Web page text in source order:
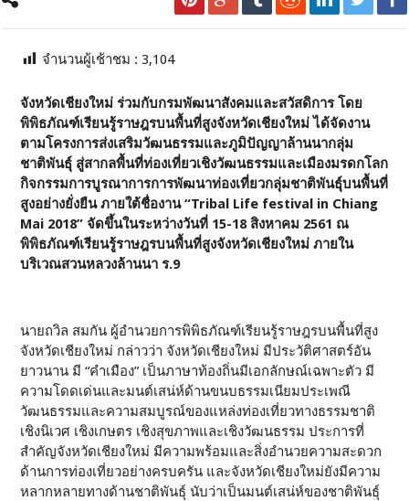
จำนวนผู้เช้าชม :3,104
จังหวัดเชียงใหม่ ร่วมกับกรมพัฒนาสังคมและสวัสดิการ โดย
พิพิธภัณฑ์เรียนรู้ราษฎรบนพื้นที่สูงจังหวัดเชียงใหม่ ได้จัดงาน
ตามโครงการส่งเสริมวัฒนธรรมและภูมิปัญญาล้านนากลุ่ม
ชาติพันธุ์ สู่สากลพื้นที่ท่องเที่ยวเชิงวัฒนธรรมและเมืองมรดกโลก
กิจกรรมการบูรณาการการพัฒนาท่องเที่ยวกลุ่มชาติพันธุ์บนพื้นที่
สูงอย่างยั่งยืน ภายใต้ชื่องาน “Tribal Life festival in Chiang
Mai 2018” จัดขึ้นในระหว่างวันที่ 15-18 สิงหาคม 2561 ณ
พิพิธภัณฑ์เรียนรู้ราษฎรบนพื้นที่สูงจังหวัดเชียงใหม่ ภายใน
บริเวณสวนหลวงล้านนา ร.9
นายถวิล สมกัน ผู้อำนวยการพิพิธภัณฑ์เรียนรู้ราษฎรบนพื้นที่สูง
จังหวัดเชียงใหม่ กล่าวว่า จังหวัดเชียงใหม่ มีประวัติศาสตร์อัน
ยาวนาน มี “คำเมือง” เป็นภาษาท้องถิ่นมีเอกลักษณ์เฉพาะตัว มี
ความโดดเด่นและมนต์เสน่ห์ด้านขนบธรรมเนียมประเพณี
วัฒนธรรมและความสมบูรณ์ของแหล่งท่องเที่ยวทางธรรมชาติ
เชิงนิเวศ เชิงเกษตร เชิงสุขภาพและเชิงวัฒนธรรม ประการที่
สำคัญจังหวัดเชียงใหม่ มีความพร้อมและสิ่งอำนวยความสะดวก
ด้านการท่องเที่ยวอย่างครบครัน และจังหวัดเชียงใหม่ยังมีความ
หลากหลายทางด้านชาติพันธุ์ นับว่าเป็นมนต์เสน่ห์ของชาติพันธุ์